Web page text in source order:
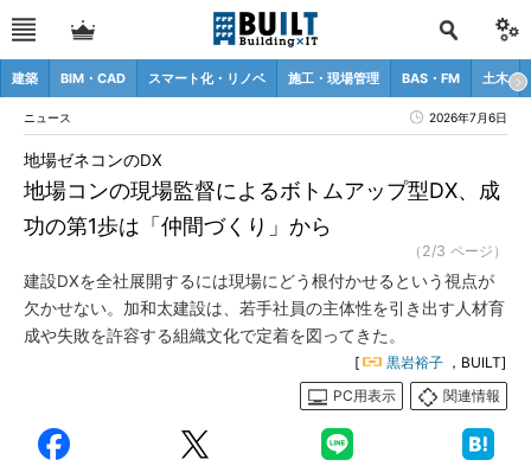
建築 BIM・CAD スマート化・リノベ 施工・現場管理 BAS・FM 土木
ニュース 2026年7月6日
地場コンの現場監督によるボトムアップ型DX、成
功の第1歩は「仲間づくり」から
地場ゼネコンのDX
（2/3 ページ）
建設DXを全社展開するには現場にどう根付かせるという視点が
欠かせない。加和太建設は、若手社員の主体性を引き出す人材育
成や失敗を許容する組織文化で定着を図ってきた。
[ 黒岩裕子 ，BUILT]
PC用表示
関連情報